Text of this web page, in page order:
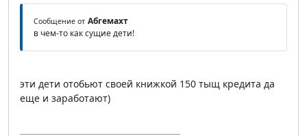
Сообщение от Абгемахт
в чем-то как сущие дети!
эти дети отобьют своей книжкой 150 тыщ кредита да
еще и заработают)